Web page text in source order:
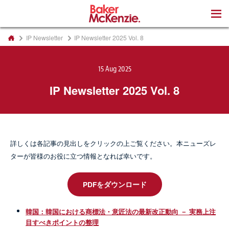
IP Newsletter IP Newsletter 2025 Vol. 8
15 Aug 2025
IP Newsletter 2025 Vol. 8
詳しくは各記事の見出しをクリックの上ご覧ください。本ニューズレ
ターが皆様のお役に立つ情報となれば幸いです。
PDFをダウンロード
韓国：韓国における商標法・意匠法の最新改正動向 － 実務上注
目すべきポイントの整理